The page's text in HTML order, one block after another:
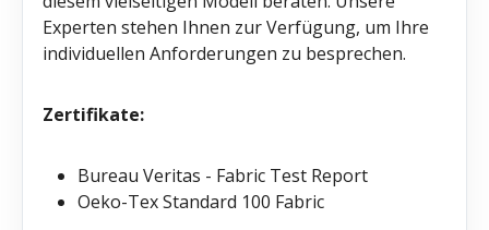
Experten stehen Ihnen zur Verfügung, um Ihre
individuellen Anforderungen zu besprechen.
Zertifikate:
Bureau Veritas - Fabric Test Report
Oeko-Tex Standard 100 Fabric